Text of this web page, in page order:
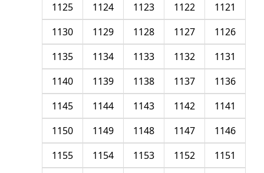
1121
1122
1123
1124
1125
1126
1127
1128
1129
1130
1131
1132
1133
1134
1135
1136
1137
1138
1139
1140
1141
1142
1143
1144
1145
1146
1147
1148
1149
1150
1151
1152
1153
1154
1155